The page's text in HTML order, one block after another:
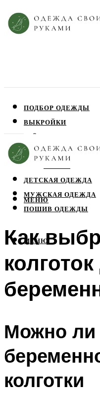
ПОДБОР ОДЕЖДЫ
ВЫКРОЙКИ
ЮБКИ
ДЕТСКАЯ ОДЕЖДА
МУЖСКАЯ ОДЕЖДА
ПОШИВ ОДЕЖДЫ
МЕНЮ
МЕНЮ
Как
Можно ли
колготки